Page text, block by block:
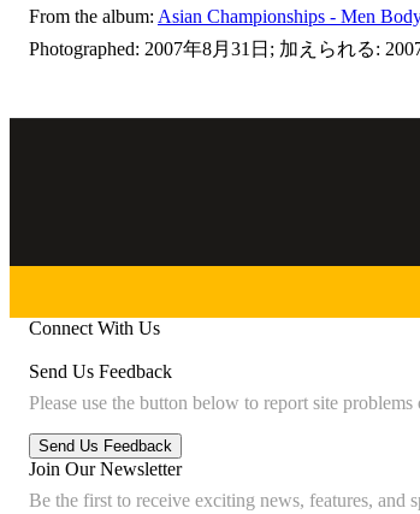
From the album: Asian Championships - Men
Photographed: 2007年8月31日; 加えられる:
Connect With Us
Send Us Feedback
Please use the button below to report site problems
Join Our Newsletter
Be the first to receive exciting news, features, and